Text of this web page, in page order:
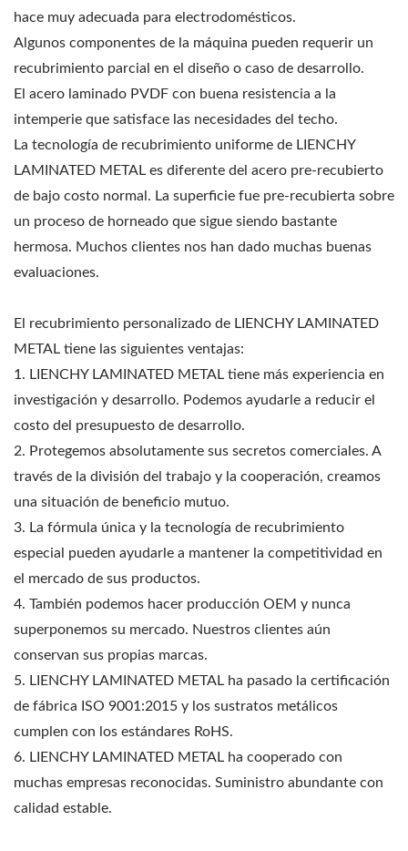
hace muy adecuada para electrodomésticos.
Algunos componentes de la máquina pueden requerir un
recubrimiento parcial en el diseño o caso de desarrollo.
El acero laminado PVDF con buena resistencia a la
intemperie que satisface las necesidades del techo.
La tecnología de recubrimiento uniforme de LIENCHY
LAMINATED METAL es diferente del acero pre-recubierto
de bajo costo normal. La superficie fue pre-recubierta sobre
un proceso de horneado que sigue siendo bastante
hermosa. Muchos clientes nos han dado muchas buenas
evaluaciones.
El recubrimiento personalizado de LIENCHY LAMINATED
METAL tiene las siguientes ventajas:
1. LIENCHY LAMINATED METAL tiene más experiencia en
investigación y desarrollo. Podemos ayudarle a reducir el
costo del presupuesto de desarrollo.
2. Protegemos absolutamente sus secretos comerciales. A
través de la división del trabajo y la cooperación, creamos
una situación de beneficio mutuo.
3. La fórmula única y la tecnología de recubrimiento
especial pueden ayudarle a mantener la competitividad en
el mercado de sus productos.
4. También podemos hacer producción OEM y nunca
superponemos su mercado. Nuestros clientes aún
conservan sus propias marcas.
5. LIENCHY LAMINATED METAL ha pasado la certificación
de fábrica ISO 9001:2015 y los sustratos metálicos
cumplen con los estándares RoHS.
6. LIENCHY LAMINATED METAL ha cooperado con
muchas empresas reconocidas. Suministro abundante con
calidad estable.